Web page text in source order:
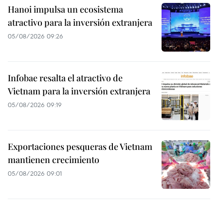
Hanoi impulsa un ecosistema
atractivo para la inversión extranjera
05/08/2026 09:26
Infobae resalta el atractivo de
Vietnam para la inversión extranjera
05/08/2026 09:19
Exportaciones pesqueras de Vietnam
mantienen crecimiento
05/08/2026 09:01